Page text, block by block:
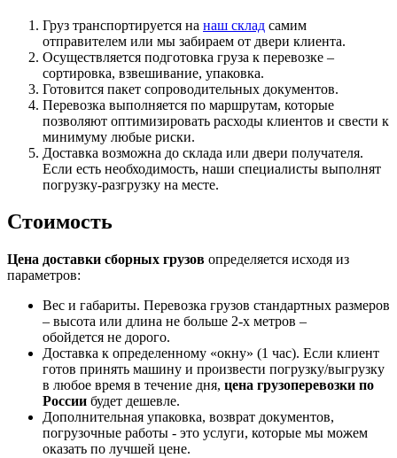
Груз транспортируется на наш склад самим
отправителем или мы забираем от двери клиента.
Осуществляется подготовка груза к перевозке –
сортировка, взвешивание, упаковка.
Готовится пакет сопроводительных документов.
Перевозка выполняется по маршрутам, которые
позволяют оптимизировать расходы клиентов и свести к
минимуму любые риски.
Доставка возможна до склада или двери получателя.
Если есть необходимость, наши специалисты выполнят
погрузку-разгрузку на месте.
Стоимость
Цена доставки сборных грузов определяется исходя из
параметров:
Вес и габариты. Перевозка грузов стандартных размеров
– высота или длина не больше 2-х метров –
обойдется не дорого.
Доставка к определенному «окну» (1 час). Если клиент
готов принять машину и произвести погрузку/выгрузку
в любое время в течение дня, цена грузоперевозки по
России будет дешевле.
Дополнительная упаковка, возврат документов,
погрузочные работы - это услуги, которые мы можем
оказать по лучшей цене.